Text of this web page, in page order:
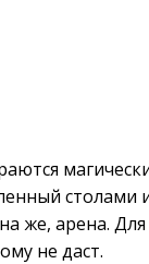
же, арена.
не даст.